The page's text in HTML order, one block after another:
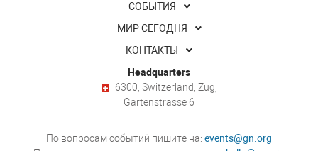
СОБЫТИЯ
МИР СЕГОДНЯ
КОНТАКТЫ
Headquarters
6300, Switzerland, Zug,
Gartenstrasse 6
По вопросам событий пишите на: events@gn.org